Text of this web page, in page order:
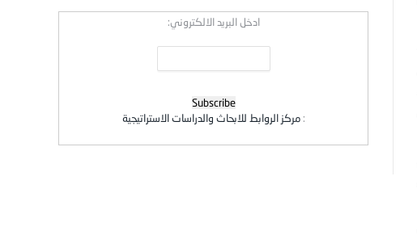
ادخل البريد الالكتروني:
:مركز الروابط للابحاث والدراسات الاستراتيجية